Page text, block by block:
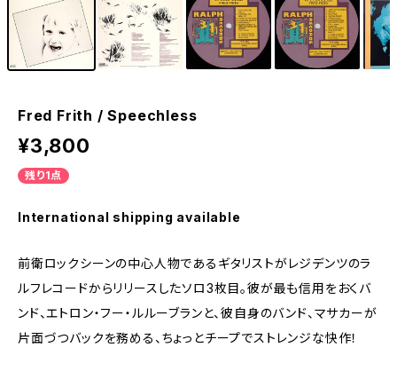
Fred Frith / Speechless
¥3,800
残り1点
International shipping available
前衛ロックシーンの中心人物であるギタリストがレジデンツのラ
ルフレコードからリリースしたソロ3枚目。彼が最も信用をおくバ
ンド、エトロン・フー・ルルーブランと、彼自身のバンド、マサカーが
片面づつバックを務める、ちょっとチープでストレンジな快作！